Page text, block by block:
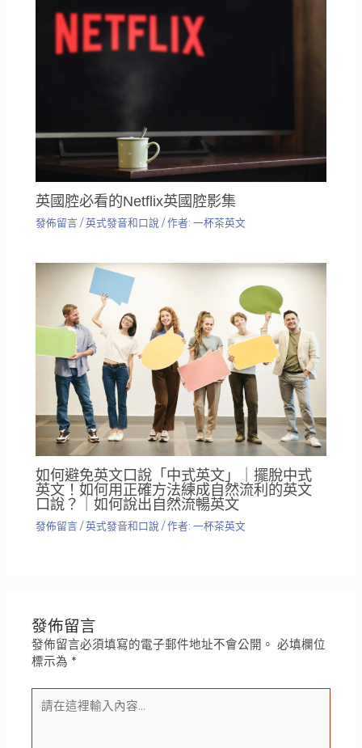
英國腔必看的Netflix英國腔影集
發佈留言 /英式發音和口說 / 作者:一杯茶英文
如何避免英文口說「中式英文」｜擺脫中式
英文！如何用正確方法練成自然流利的英文
口說？｜如何說出自然流暢英文
發佈留言 /英式發音和口說 / 作者:一杯茶英文
發佈留言
發佈留言必須填寫的電子郵件地址不會公開。 必填欄位
標示為 *
在